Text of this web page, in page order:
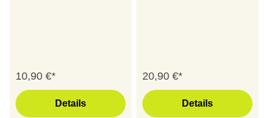
10,90 €*
Details
20,90 €*
Details